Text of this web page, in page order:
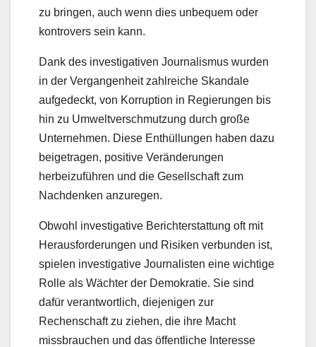
zu bringen, auch wenn dies unbequem oder
kontrovers sein kann.
Dank des investigativen Journalismus wurden
in der Vergangenheit zahlreiche Skandale
aufgedeckt, von Korruption in Regierungen bis
hin zu Umweltverschmutzung durch große
Unternehmen. Diese Enthüllungen haben dazu
beigetragen, positive Veränderungen
herbeizuführen und die Gesellschaft zum
Nachdenken anzuregen.
Obwohl investigative Berichterstattung oft mit
Herausforderungen und Risiken verbunden ist,
spielen investigative Journalisten eine wichtige
Rolle als Wächter der Demokratie. Sie sind
dafür verantwortlich, diejenigen zur
Rechenschaft zu ziehen, die ihre Macht
missbrauchen und das öffentliche Interesse